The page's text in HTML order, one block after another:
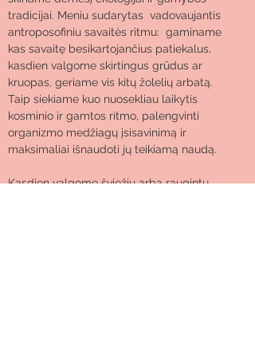
tradicijai. Meniu sudarytas vadovaujantis
antroposofiniu savaitės ritmu: gaminame
kas savaitę besikartojančius patiekalus,
kasdien valgome skirtingus grūdus ar
kruopas, geriame vis kitų žolelių arbatą.
Taip siekiame kuo nuosekliau laikytis
kosminio ir gamtos ritmo, palengvinti
organizmo medžiagų įsisavinimą ir
maksimaliai išnaudoti jų teikiamą naudą.
Kasdien valgome šviežių arba raugintų